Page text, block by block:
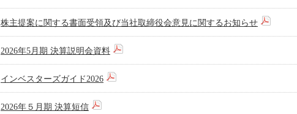
株主提案に関する書面受領及び当社取締役会意見に関するお知らせ
2026年5月期 決算説明会資料
インベスターズガイド2026
2026年５月期 決算短信